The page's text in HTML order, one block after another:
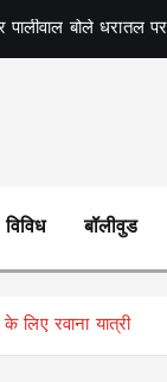
पालीवाल बोले धरातल
विविध बॉलीवुड
के लिए रवाना यात्री